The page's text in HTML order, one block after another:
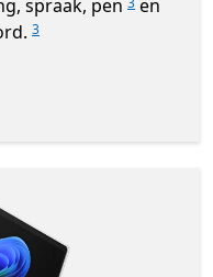
spraak, pen
en
3